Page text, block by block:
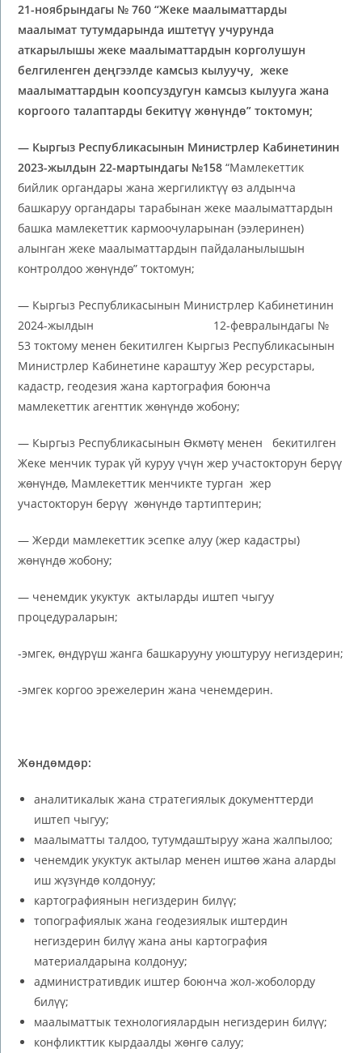
21-ноябрындагы № 760 “Жеке маалыматтарды
маалымат тутумдарында иштетүү учурунда
аткарылышы жеке маалыматтардын корголушун
белгиленген деңгээлде камсыз кылуучу, жеке
маалыматтардын коопсуздугун камсыз кылууга жана
коргоого талаптарды бекитүү жөнүндө” токтомун;
— Кыргыз Республикасынын Министрлер Кабинетинин
2023-жылдын 22-мартындагы №158 “Мамлекеттик
бийлик органдары жана жергиликтүү өз алдынча
башкаруу органдары тарабынан жеке маалыматтардын
башка мамлекеттик кармоочуларынан (ээлеринен)
алынган жеке маалыматтардын пайдаланылышын
контролдоо жөнүндө” токтомун;
— Кыргыз Республикасынын Министрлер Кабинетинин
2024-жылдын 12-февралындагы №
53 токтому менен бекитилген Кыргыз Республикасынын
Министрлер Кабинетине караштуу Жер ресурстары,
кадастр, геодезия жана картография боюнча
мамлекеттик агенттик жөнүндө жобону;
— Кыргыз Республикасынын Өкмөтү менен бекитилген
Жеке менчик турак үй куруу үчүн жер участокторун берүү
жөнүндө, Мамлекеттик менчикте турган жер
участокторун берүү жөнүндө тартиптерин;
— Жерди мамлекеттик эсепке алуу (жер кадастры)
жөнүндө жобону;
— ченемдик укуктук актыларды иштеп чыгуу
процедураларын;
-эмгек, өндүрүш жанга башкарууну уюштуруу негиздерин;
-эмгек коргоо эрежелерин жана ченемдерин.
Жөндөмдөр:
аналитикалык жана стратегиялык документтерди
иштеп чыгуу;
маалыматты талдоо, тутумдаштыруу жана жалпылоо;
ченемдик укуктук актылар менен иштөө жана аларды
иш жүзүндө колдонуу;
картографиянын негиздерин билүү;
топографиялык жана геодезиялык иштердин
негиздерин билүү жана аны картография
материалдарына колдонуу;
административдик иштер боюнча жол-жоболорду
билүү;
маалыматтык технологиялардын негиздерин билүү;
конфликттик кырдаалды жөнгө салуу;